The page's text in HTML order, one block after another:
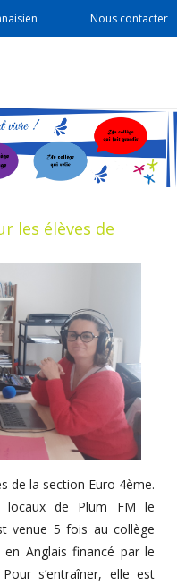
Nous contacter
les élèves de
de la section Euro 4ème.
locaux de Plum FM le
venue 5 fois au collège
Anglais financé par le
s’entraîner, elle est